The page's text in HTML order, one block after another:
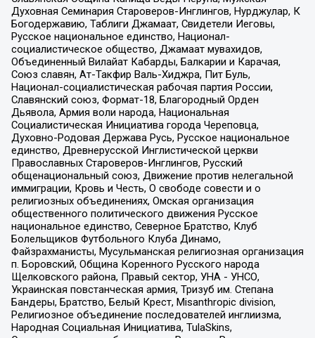
Духовная Семинария Староверов-Инглингов, Нурджулар, К
Богодержавию, Таблиги Джамаат, Свидетели Иеговы,
Русское национальное единство, Национал-
социалистическое общество, Джамаат мувахидов,
Объединенный Вилайат Кабарды, Балкарии и Карачая,
Союз славян, Ат-Такфир Валь-Хиджра, Пит Буль,
Национал-социалистическая рабочая партия России,
Славянский союз, Формат-18, Благородный Орден
Дьявола, Армия воли народа, Национальная
Социалистическая Инициатива города Череповца,
Духовно-Родовая Держава Русь, Русское национальное
единство, Древнерусской Инглистической церкви
Православных Староверов-Инглингов, Русский
общенациональный союз, Движение против нелегальной
иммиграции, Кровь и Честь, О свободе совести и о
религиозных объединениях, Омская организация
общественного политического движения Русское
национальное единство, Северное Братство, Клуб
Болельщиков Футбольного Клуба Динамо,
Файзрахманисты, Мусульманская религиозная организация
п. Боровский, Община Коренного Русского народа
Щелковского района, Правый сектор, УНА - УНСО,
Украинская повстанческая армия, Тризуб им. Степана
Бандеры, Братство, Белый Крест, Misanthropic division,
Религиозное объединение последователей инглиизма,
Народная Социальная Инициатива, TulaSkins,